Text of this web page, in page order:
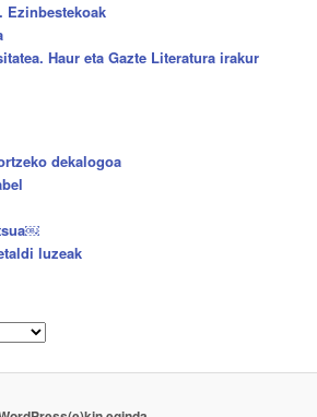
Ezinbestekoak
Haur eta Gazte Literatura irakur
dekalogoa
luzeak